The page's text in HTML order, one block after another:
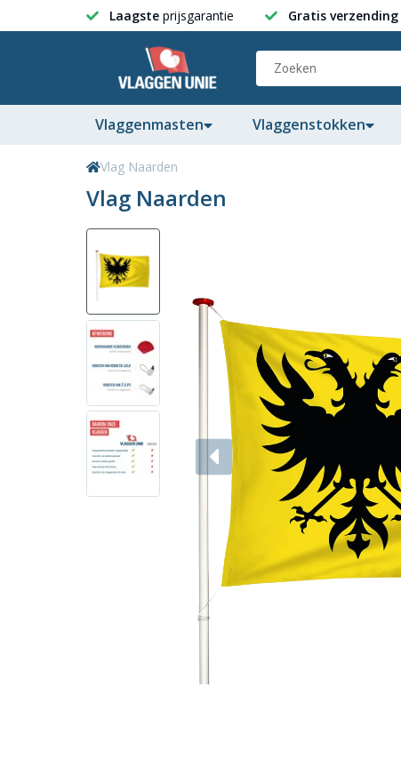
Laagste prijsgarantie Gratis verzending
Vlaggenmasten Vlaggenstokken
Vlag Naarden
Vlag Naarden